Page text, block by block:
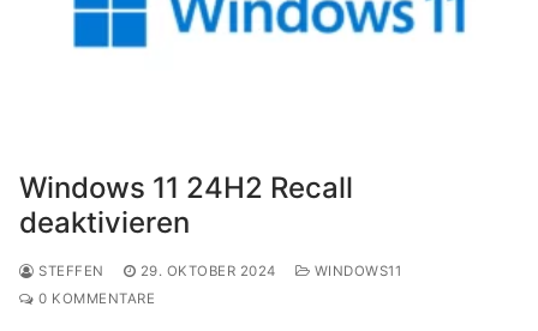
Windows 11 24H2 Recall
deaktivieren
STEFFEN 29. OKTOBER 2024
WINDOWS11
0 KOMMENTARE